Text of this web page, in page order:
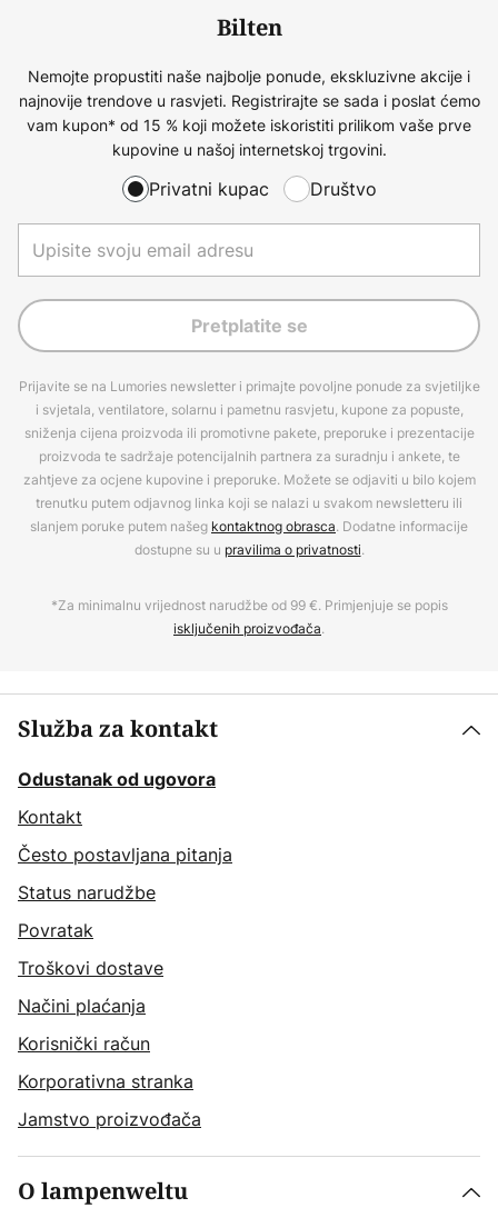
Bilten
Nemojte propustiti naše najbolje ponude, ekskluzivne akcije i
najnovije trendove u rasvjeti. Registrirajte se sada i poslat ćemo
vam kupon* od 15 % koji možete iskoristiti prilikom vaše prve
kupovine u našoj internetskoj trgovini.
Privatni kupac Društvo
Pretplatite se
Prijavite se na Lumories newsletter i primajte povoljne ponude za svjetiljke
i svjetala, ventilatore, solarnu i pametnu rasvjetu, kupone za popuste,
sniženja cijena proizvoda ili promotivne pakete, preporuke i prezentacije
proizvoda te sadržaje potencijalnih partnera za suradnju i ankete, te
zahtjeve za ocjene kupovine i preporuke. Možete se odjaviti u bilo kojem
trenutku putem odjavnog linka koji se nalazi u svakom newsletteru ili
slanjem poruke putem našeg kontaktnog obrasca. Dodatne informacije
dostupne su u pravilima o privatnosti.
*Za minimalnu vrijednost narudžbe od 99 €. Primjenjuje se popis
isključenih proizvođača.
Služba za kontakt
Odustanak od ugovora
Kontakt
Često postavljana pitanja
Status narudžbe
Povratak
Troškovi dostave
Načini plaćanja
Korisnički račun
Korporativna stranka
Jamstvo proizvođača
O lampenweltu